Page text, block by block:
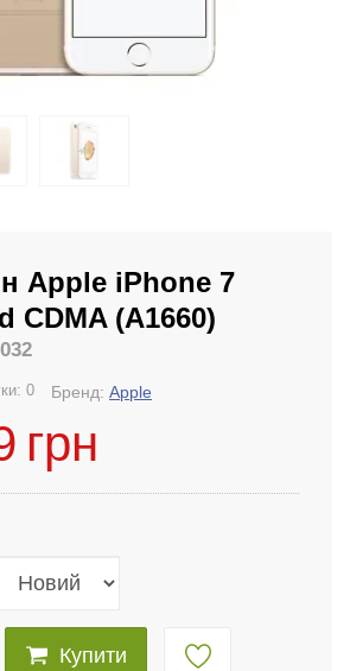
Apple iPhone 7
CDMA (A1660)
0 Бренд: Apple
грн
Купити